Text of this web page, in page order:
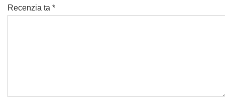
Recenzia ta *